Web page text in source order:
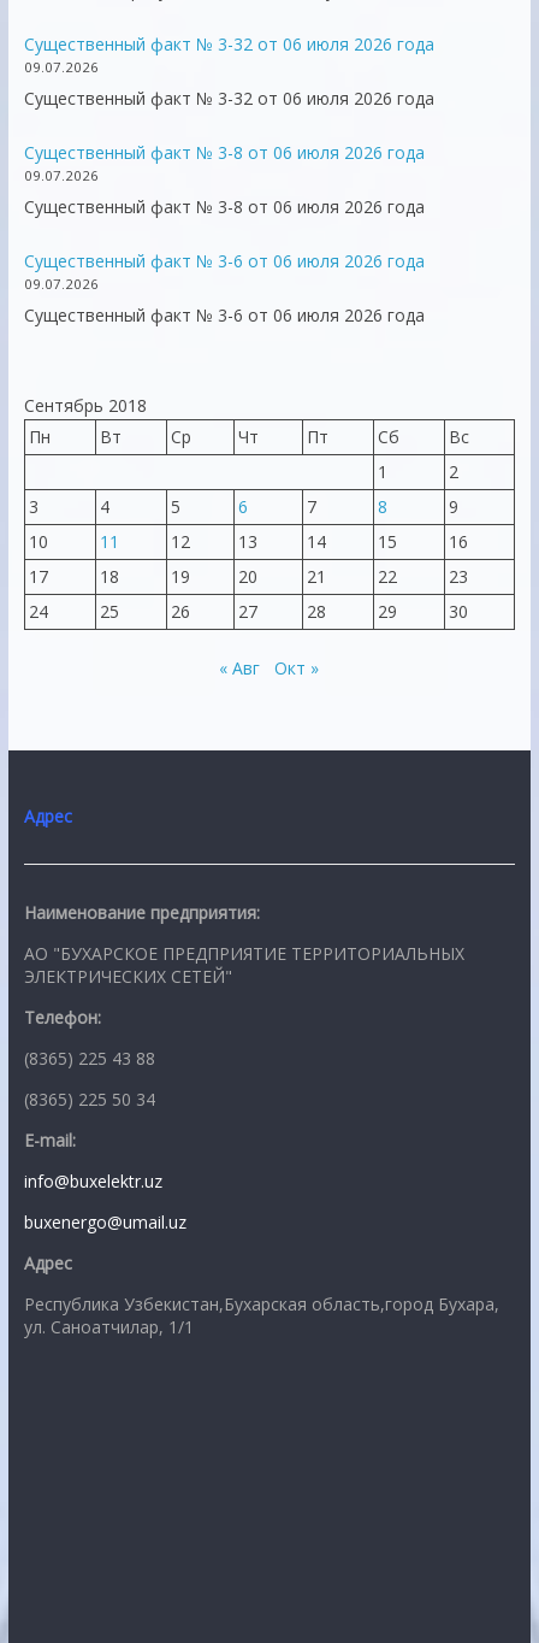
Существенный факт № 3-32 от 06 июля 2026 года
09.07.2026
Существенный факт № 3-32 от 06 июля 2026 года
Существенный факт № 3-8 от 06 июля 2026 года
09.07.2026
Существенный факт № 3-8 от 06 июля 2026 года
Существенный факт № 3-6 от 06 июля 2026 года
09.07.2026
Существенный факт № 3-6 от 06 июля 2026 года
Сентябрь 2018
Пн
Вт Ср Чт Пт Сб
Вс
1
2
3
4 5 6 7 8
9
10
11 12 13 14 15
16
17
18 19 20 21 22
23
24
25 26 27 28 29 30
« Авг Окт »
Адрес
Наименование предприятия:
АО "БУХАРСКОЕ ПРЕДПРИЯТИЕ ТЕРРИТОРИАЛЬНЫХ
ЭЛЕКТРИЧЕСКИХ СЕТЕЙ"
Телефон:
(8365) 225 43 88
(8365) 225 50 34
E-mail:
info@buxelektr.uz
buxenergo@umail.uz
Адрес
Республика Узбекистан,Бухарская область,город Бухара,
ул. Саноатчилар, 1/1